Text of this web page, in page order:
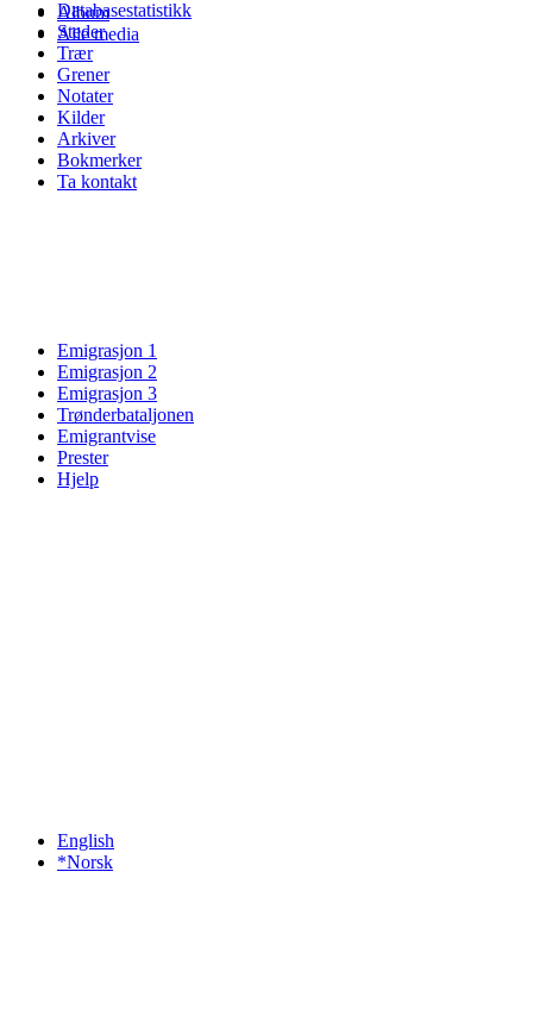
Album
Alle media
Databasestatistikk
Steder
Trær
Grener
Notater
Kilder
Arkiver
Bokmerker
Ta kontakt
Emigrasjon 1
Emigrasjon 2
Emigrasjon 3
Trønderbataljonen
Emigrantvise
Prester
Hjelp
English
*Norsk